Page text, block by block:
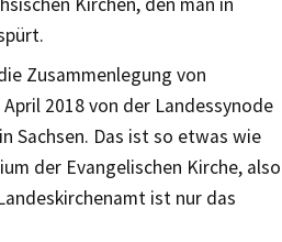
Zusammenlegung von
2018 von der Landessynode
Sachsen. Das ist so etwas wie
der Evangelischen Kirche, also
ist nur das